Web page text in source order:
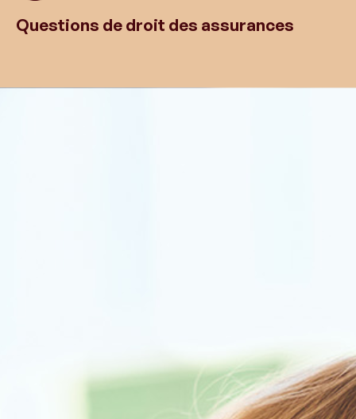
Questions de droit des assurances